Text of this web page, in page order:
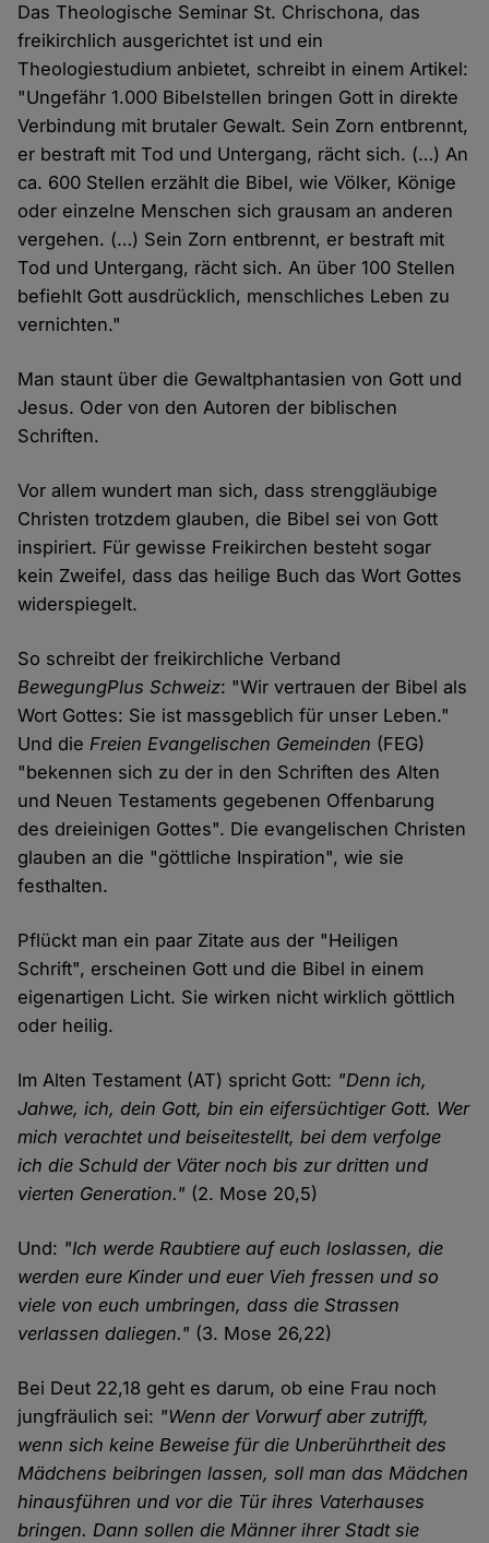
Das Theologische Seminar St. Chrischona, das
freikirchlich ausgerichtet ist und ein
Theologiestudium anbietet, schreibt in einem Artikel:
"Ungefähr 1.000 Bibelstellen bringen Gott in direkte
Verbindung mit brutaler Gewalt. Sein Zorn entbrennt,
er bestraft mit Tod und Untergang, rächt sich. (…) An
ca. 600 Stellen erzählt die Bibel, wie Völker, Könige
oder einzelne Menschen sich grausam an anderen
vergehen. (…) Sein Zorn entbrennt, er bestraft mit
Tod und Untergang, rächt sich. An über 100 Stellen
befiehlt Gott ausdrücklich, menschliches Leben zu
vernichten."
Man staunt über die Gewaltphantasien von Gott und
Jesus. Oder von den Autoren der biblischen
Schriften.
Vor allem wundert man sich, dass strenggläubige
Christen trotzdem glauben, die Bibel sei von Gott
inspiriert. Für gewisse Freikirchen besteht sogar
kein Zweifel, dass das heilige Buch das Wort Gottes
widerspiegelt.
So schreibt der freikirchliche Verband
BewegungPlus Schweiz: "Wir vertrauen der Bibel als
Wort Gottes: Sie ist massgeblich für unser Leben."
Und dieFreien Evangelischen Gemeinden (FEG)
"bekennen sich zu der in den Schriften des Alten
und Neuen Testaments gegebenen Offenbarung
des dreieinigen Gottes". Die evangelischen Christen
glauben an die "göttliche Inspiration", wie sie
festhalten.
Pflückt man ein paar Zitate aus der "Heiligen
Schrift", erscheinen Gott und die Bibel in einem
eigenartigen Licht. Sie wirken nicht wirklich göttlich
oder heilig.
Im Alten Testament (AT) spricht Gott: "Denn ich,
Jahwe, ich, dein Gott, bin ein eifersüchtiger Gott. Wer
mich verachtet und beiseitestellt, bei dem verfolge
ich die Schuld der Väter noch bis zur dritten und
vierten Generation." (2. Mose 20,5)
Und: "Ich werde Raubtiere auf euch loslassen, die
werden eure Kinder und euer Vieh fressen und so
viele von euch umbringen, dass die Strassen
verlassen daliegen." (3. Mose 26,22)
Bei Deut 22,18 geht es darum, ob eine Frau noch
jungfräulich sei: "Wenn der Vorwurf aber zutrifft,
wenn sich keine Beweise für die Unberührtheit des
Mädchens beibringen lassen, soll man das Mädchen
hinausführen und vor die Tür ihres Vaterhauses
bringen. Dann sollen die Männer ihrer Stadt sie